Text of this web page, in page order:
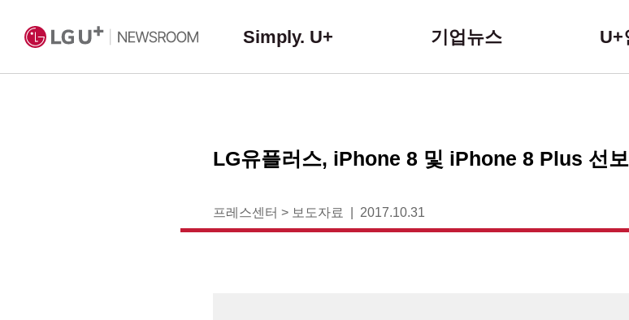
Simply. U+ 기업뉴스 U+
LG유플러스, iPhone 8 및 iPhone 8 Plus 선
프레스센터 > 보도자료 2017.10.31